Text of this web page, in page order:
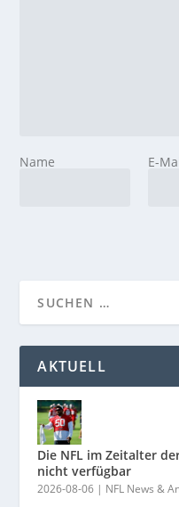
Name E-
AKTUELL
Die NFL im Zeitalter
nicht verfügbar
2026-08-06 | NFL News &